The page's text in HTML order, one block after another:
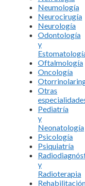
Neumología
Neurocirugía
Neurología
Odontología
y
Oftalmología
Oncología
Otras
Pediatría
y
Neonatología
Psicología
Psiquiatría
y
Radioterapia